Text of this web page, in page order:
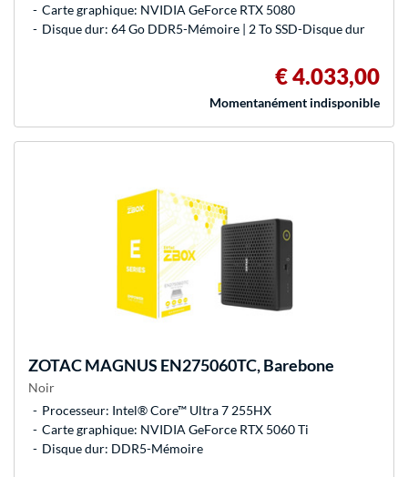
Carte graphique: NVIDIA GeForce RTX 5080
Disque dur: 64 Go DDR5-Mémoire | 2 To SSD-Disque dur
€ 4.033,00
Momentanément indisponible
ZOTACMAGNUS EN275060TC, Barebone
Noir
Processeur: Intel® Core™ Ultra 7 255HX
Carte graphique: NVIDIA GeForce RTX 5060 Ti
Disque dur: DDR5-Mémoire